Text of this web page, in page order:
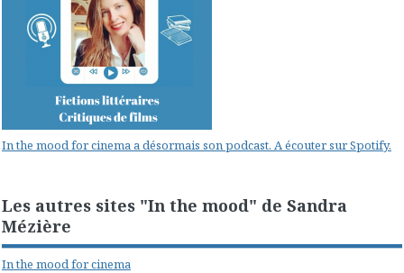
In the mood for cinema a désormais son podcast. A écouter sur Spotify.
Les autres sites "In the mood" de Sandra
Mézière
In the mood for cinema